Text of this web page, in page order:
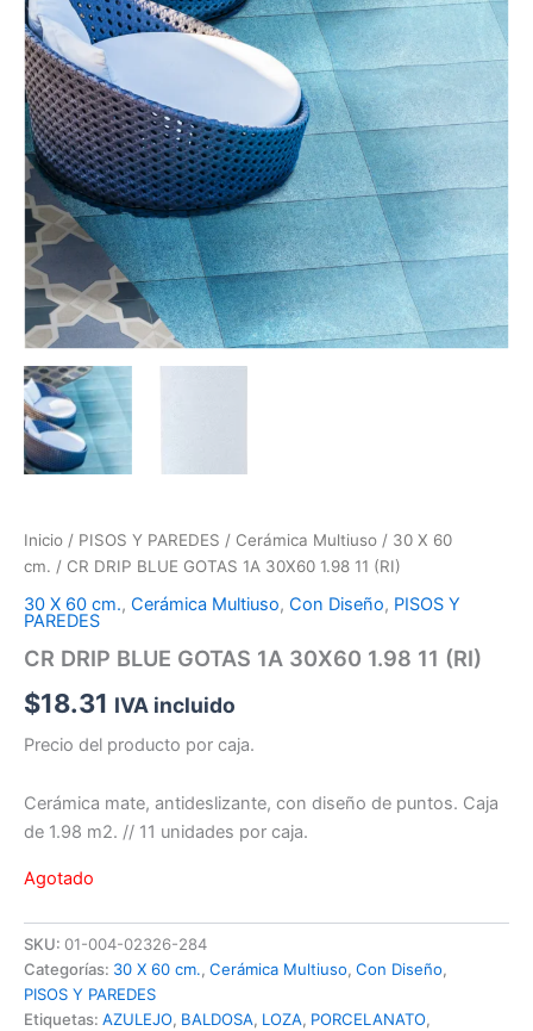
Inicio / PISOS Y PAREDES / Cerámica Multiuso / 30 X 60
cm. / CR DRIP BLUE GOTAS 1A 30X60 1.98 11 (RI)
30 X 60 cm., Cerámica Multiuso, Con Diseño, PISOS Y
PAREDES
CR DRIP BLUE GOTAS 1A 30X60 1.98 11 (RI)
$18.31 IVA incluido
Precio del producto por caja.
Cerámica mate, antideslizante, con diseño de puntos. Caja
de 1.98 m2. // 11 unidades por caja.
Agotado
SKU: 01-004-02326-284
Categorías: 30 X 60 cm., Cerámica Multiuso, Con Diseño,
PISOS Y PAREDES
Etiquetas: AZULEJO, BALDOSA, LOZA, PORCELANATO,